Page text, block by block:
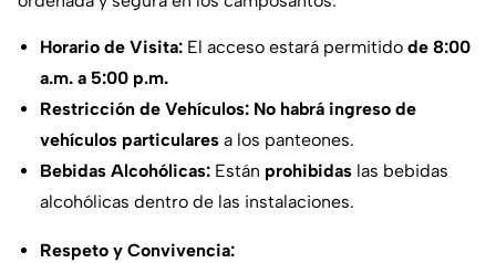
Horario de Visita: El acceso estará permitido de 8:00
a.m. a 5:00 p.m.
Restricción de Vehículos: No habrá ingreso de
vehículos particulares a los panteones.
Bebidas Alcohólicas: Están prohibidas las bebidas
alcohólicas dentro de las instalaciones.
Respeto y Convivencia: